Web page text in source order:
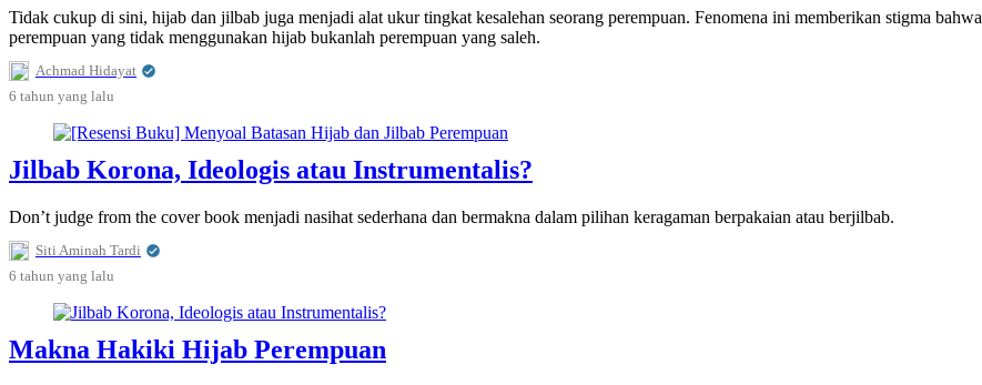
Tidak cukup di sini, hijab dan jilbab juga menjadi alat ukur tingkat kesalehan seorang perempuan. Fenomena ini memberikan stigma bahwa
perempuan yang tidak menggunakan hijab bukanlah perempuan yang saleh.
Achmad Hidayat
6 tahun yang lalu
Jilbab Korona, Ideologis atau Instrumentalis?
Don’t judge from the cover book menjadi nasihat sederhana dan bermakna dalam pilihan keragaman berpakaian atau berjilbab.
Siti Aminah Tardi
6 tahun yang lalu
Makna Hakiki Hijab Perempuan